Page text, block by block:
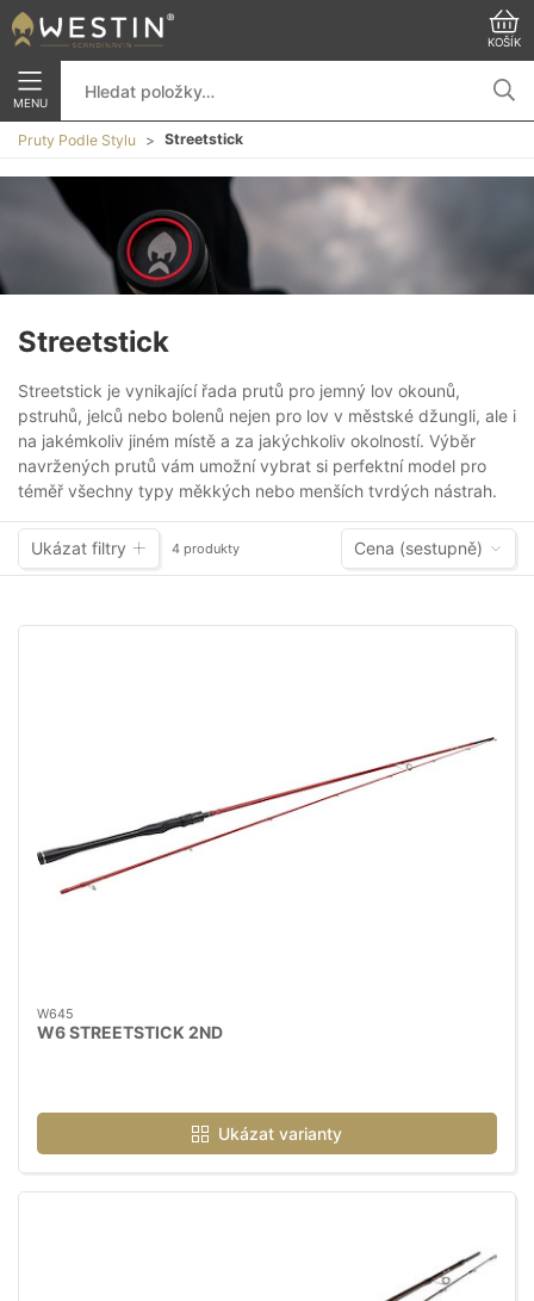
KOŠÍK
MENU
Pruty Podle Stylu Streetstick
Streetstick
Streetstick je vynikající řada prutů pro jemný lov okounů,
pstruhů, jelců nebo bolenů nejen pro lov v městské džungli, ale i
na jakémkoliv jiném místě a za jakýchkoliv okolností. Výběr
navržených prutů vám umožní vybrat si perfektní model pro
téměř všechny typy měkkých nebo menších tvrdých nástrah.
Ukázat filtry 4 produkty Cena (sestupně)
W645
W6 STREETSTICK 2ND
Ukázat varianty